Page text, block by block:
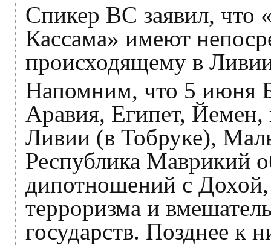
Спикер ВС заявил, что
Кассама» имеют
происходящему в
Напомним, что 5 июня
Аравия, Египет, Йемен,
Ливии (в Тобруке),
Республика Маврикий
дипотношений с
терроризма и
государств. Позднее к